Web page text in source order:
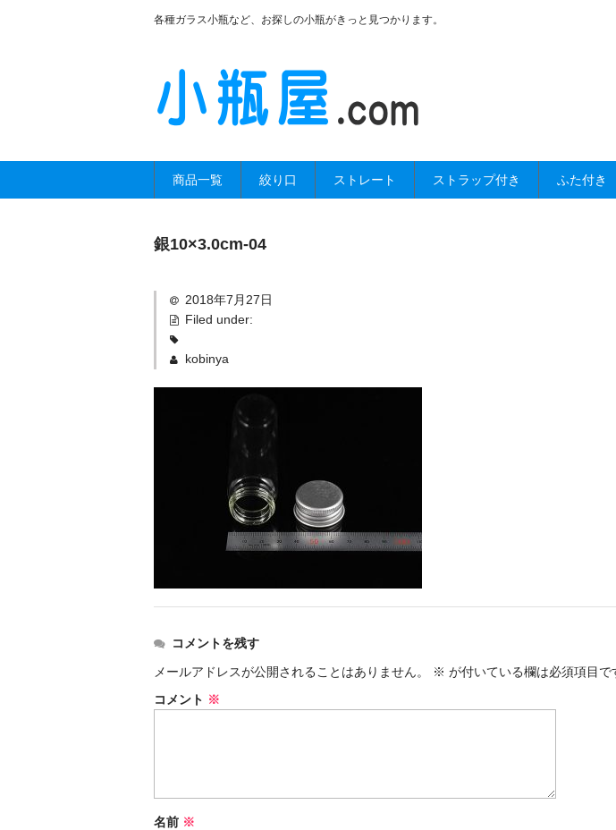
各種ガラス小瓶など、お探しの小瓶がきっと見つかります。
商品一覧 絞り口 ストレート ストラップ付き ふた付き
銀10×3.0cm-04
2018年7月27日
Filed under:
kobinya
コメントを残す
メールアドレスが公開されることはありません。
※ が付いている欄は必須項目で
コメント ※
名前 ※